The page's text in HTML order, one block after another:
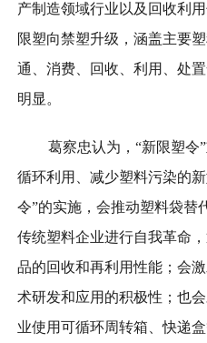
产制造领域行业以及回收利
限塑向禁塑升级，涵盖主要
通、消费、回收、利用、处
明显。
葛察忠认为，“新限塑令
循环利用、减少塑料污染的
令”的实施，会推动塑料袋替
传统塑料企业进行自我革命
品的回收和再利用性能；会
术研发和应用的积极性；也
业使用可循环周转箱、快递